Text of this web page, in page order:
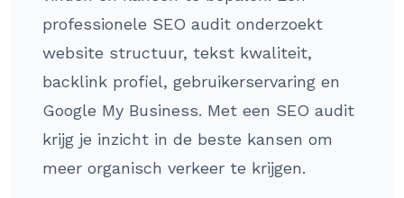
professionele SEO audit onderzoekt
website structuur, tekst kwaliteit,
backlink profiel, gebruikerservaring en
Google My Business. Met een SEO audit
krijg je inzicht in de beste kansen om
meer organisch verkeer te krijgen.